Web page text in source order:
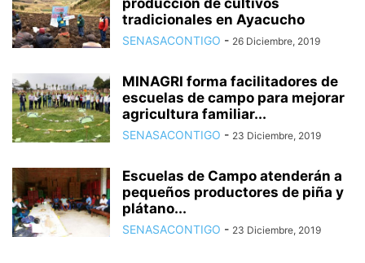
producción de cultivos
tradicionales en Ayacucho
SENASACONTIGO - 26 Diciembre, 2019
MINAGRI forma facilitadores de
escuelas de campo para mejorar
agricultura familiar...
SENASACONTIGO - 23 Diciembre, 2019
Escuelas de Campo atenderán a
pequeños productores de piña y
plátano...
SENASACONTIGO - 23 Diciembre, 2019